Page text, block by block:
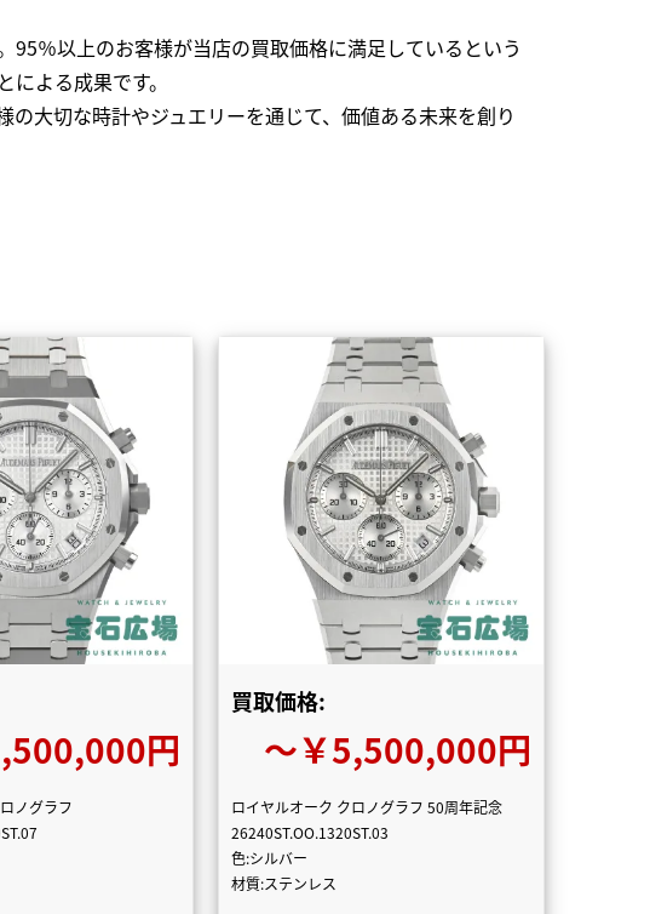
％以上のお客様が当店の買取価格に満足しているという
よる成果です。
大切な時計やジュエリーを通じて、価値ある未来を創り
円
ノグラフ
買取価格:
〜￥5,500,000円
ロイヤルオーク クロノグラフ 50周年記念
26240ST.OO.1320ST.03
色:シルバー
材質:ステンレス